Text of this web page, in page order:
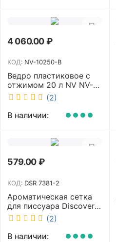
4 060.00₽
КОД: NV-10250-B
Ведро пластиковое с
отжимом 20 л NV NV-
10250-B
(2)
В наличии:
579.00₽
КОД: DSR 7381-2
Ароматическая сетка
для писсуара Discover
аромат Queen DSR
7381-2
(2)
В наличии: